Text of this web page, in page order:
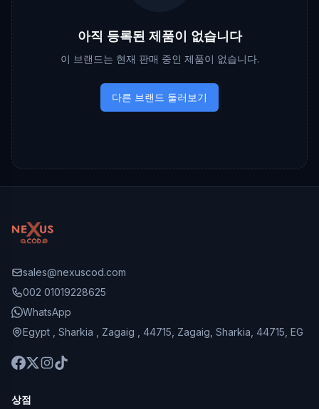
아직 등록된 제품이 없습니다
이 브랜드는 현재 판매 중인 제품이 없습니다.
다른 브랜드 둘러보기
sales@nexuscod.com
002 01019228625
WhatsApp
Egypt , Sharkia , Zagaig , 44715, Zagaig, Sharkia, 44715, EG
상점